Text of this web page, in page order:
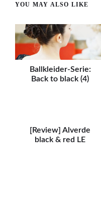
YOU MAY ALSO LIKE
Ballkleider-Serie:
Back to black (4)
[Review] Alverde
black & red LE